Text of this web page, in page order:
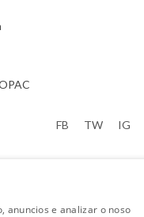
FB TW IG
anuncios e analizar o noso